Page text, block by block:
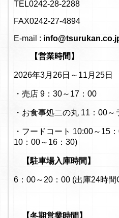
TEL0242-28-2288
FAX0242-27-4894
E-mail :
【営業時間】
2026年3月26日～11月25日
・売店 9：30～17：00
・お食事処二の丸 11：00
・フードコート 10:00～15
10：00～16：30)
【駐車場入庫時間】
6：00～20：00 (出庫24時間
【冬期営業時間】